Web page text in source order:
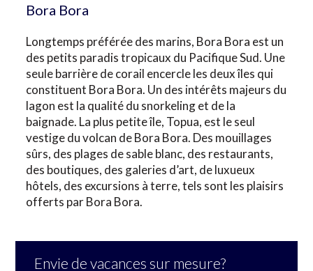
Bora Bora
Longtemps préférée des marins, Bora Bora est un
des petits paradis tropicaux du Pacifique Sud. Une
seule barrière de corail encercle les deux îles qui
constituent Bora Bora. Un des intérêts majeurs du
lagon est la qualité du snorkeling et de la
baignade. La plus petite île, Topua, est le seul
vestige du volcan de Bora Bora. Des mouillages
sûrs, des plages de sable blanc, des restaurants,
des boutiques, des galeries d’art, de luxueux
hôtels, des excursions à terre, tels sont les plaisirs
offerts par Bora Bora.
Envie de vacances sur mesure?